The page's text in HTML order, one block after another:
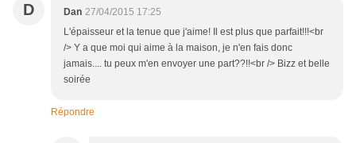
D Dan 27/04/2015 17:25
L'épaisseur et la tenue que j'aime! Il est plus que parfait!!!<br
/> Y a que moi qui aime à la maison, je n'en fais donc
jamais.... tu peux m'en envoyer une part??!!<br /> Bizz et belle
soirée
Répondre